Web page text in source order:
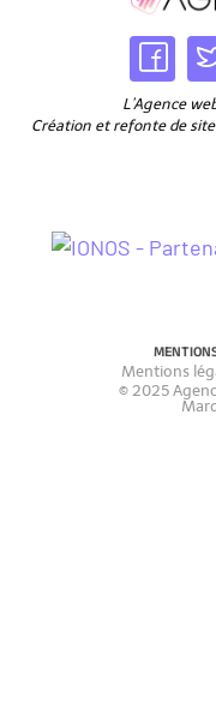
L’Agence
Création et refonte de
Mentions
© 2025